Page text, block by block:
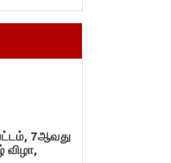
7ஆவது
விழா,